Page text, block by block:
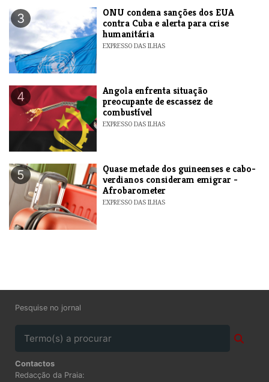
3
ONU condena sanções dos EUA
contra Cuba e alerta para crise
humanitária
EXPRESSO DAS ILHAS
4
Angola enfrenta situação
preocupante de escassez de
combustível
EXPRESSO DAS ILHAS
5
Quase metade dos guineenses e cabo-
verdianos consideram emigrar -
Afrobarometer
EXPRESSO DAS ILHAS
Pesquise no jornal
Contactos
Redacção da Praia: